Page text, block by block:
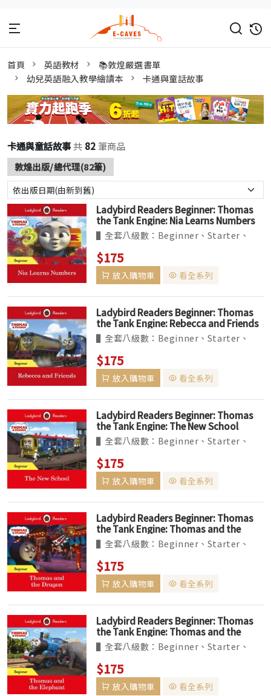
首頁 英語教材
📚敦煌嚴選書單
幼兒英語融入教學繪讀本
卡通與童話故事
卡通與童話故事共 82筆商品
敦煌出版/總代理(82筆)
Ladybird Readers Beginner: Thomas
the Tank Engine: Nia Learns Numbers
▌全套八級數：Beginner、Starter、
Levels1~6。收錄經典、真實題材改編的故
事，及最夯的卡通人物如粉紅豬小妹等。
▌BBC Earth 系列為 non-fiction 讀本，
$175
放入購物車 看全系列
Ladybird Readers Beginner: Thomas
the Tank Engine: Rebecca and Friends
▌全套八級數：Beginner、Starter、
Levels1~6。收錄經典、真實題材改編的故
事，及最夯的卡通人物如粉紅豬小妹等。
▌BBC Earth 系列為 non-fiction 讀本，
$175
放入購物車 看全系列
Ladybird Readers Beginner: Thomas
the Tank Engine: The New School
▌全套八級數：Beginner、Starter、
Levels1~6。收錄經典、真實題材改編的故
事，及最夯的卡通人物如粉紅豬小妹等。
▌BBC Earth 系列為 non-fiction 讀本，
$175
放入購物車 看全系列
Ladybird Readers Beginner: Thomas
the Tank Engine: Thomas and the
Dragon
▌全套八級數：Beginner、Starter、
Levels1~6。收錄經典、真實題材改編的故
事，及最夯的卡通人物如粉紅豬小妹等。
▌BBC Earth 系列為 non-fiction 讀本，
$175
放入購物車 看全系列
Ladybird Readers Beginner: Thomas
the Tank Engine: Thomas and the
Elephant
▌全套八級數：Beginner、Starter、
Levels1~6。收錄經典、真實題材改編的故
事，及最夯的卡通人物如粉紅豬小妹等。
▌BBC Earth 系列為 non-fiction 讀本，
$175
放入購物車 看全系列